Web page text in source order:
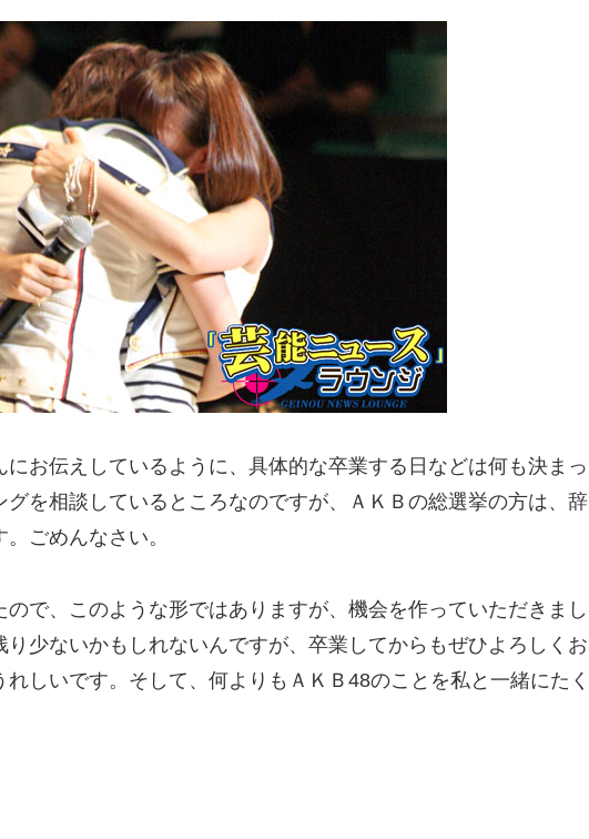
お伝えしているように、具体的な卒業する日などは何も決まっ
を相談しているところなのですが、ＡＫＢの総選挙の方は、辞
ごめんなさい。
で、このような形ではありますが、機会を作っていただきまし
少ないかもしれないんですが、卒業してからもぜひよろしくお
しいです。そして、何よりもＡＫＢ48のことを私と一緒にたく